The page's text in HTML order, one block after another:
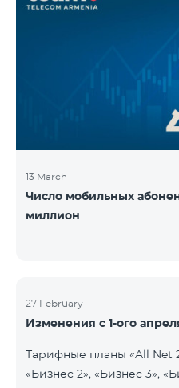
13 March
Число мобильных
миллион
27 February
Изменения с 1-ого
Тарифные планы «All Net
«Бизнес 2», «Бизнес 3»,